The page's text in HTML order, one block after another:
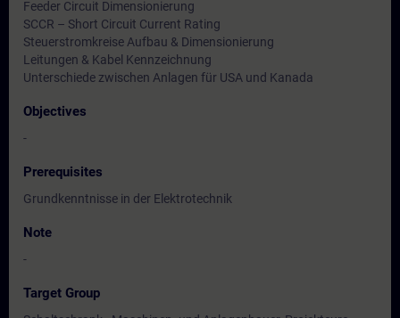
Feeder Circuit Dimensionierung
SCCR – Short Circuit Current Rating
Steuerstromkreise Aufbau & Dimensionierung
Leitungen & Kabel Kennzeichnung
Unterschiede zwischen Anlagen für USA und Kanada
Objectives
-
Prerequisites
Grundkenntnisse in der Elektrotechnik
Note
-
Target Group